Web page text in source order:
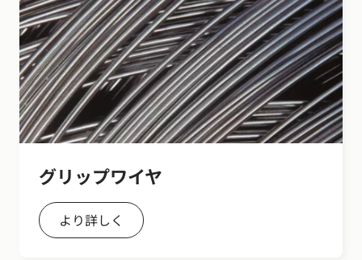
グリップワイヤ
より詳しく